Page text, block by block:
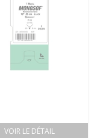
VOIR LE DÉTAIL